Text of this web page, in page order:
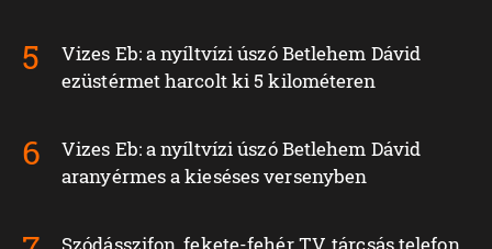
Vizes Eb: a nyíltvízi úszó Betlehem Dávid
ezüstérmet harcolt ki 5 kilométeren
Vizes Eb: a nyíltvízi úszó Betlehem Dávid
aranyérmes a kieséses versenyben